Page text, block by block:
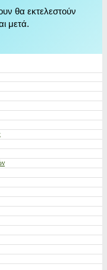
θα εκτελεστούν
μετά.